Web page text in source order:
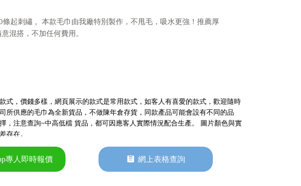
條起刺繡 。本款毛巾由我廠特別製作，不甩毛，吸水更強！推薦厚
混搭，不加任何費用。
式，價錢多樣，網頁展示的款式是常用款式，如客人有喜愛的款式，歡迎隨時
所供應的毛巾為全新貨品，不做陳年倉存貨，同款產品可能會設有不同的品
，注意查詢~中高低檔 貨品，都可因應客人實際情況配合生產。 圖片顏色與實
存在。
專人即時報價 뀳 網上表格查詢